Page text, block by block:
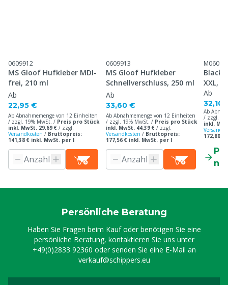
0609912
MS Gloof Hufkleber MDI-
frei, 210 ml
Ab
22,95 €
Ab Abnahmemenge von 12 Einheiten
/ zzgl. 19% MwSt. / Preis pro Stück
inkl. MwSt. 29,69 € / zzgl.
Versandkosten / Bruttopreis:
141,38 € inkl. MwSt. per l
0609913
MS Gloof Hufkleber
Schnellverschluss, 250 ml
Ab
33,60 €
Ab Abnahmemenge von 12 Einheiten
/ zzgl. 19% MwSt. / Preis pro Stück
inkl. MwSt. 44,39 € / zzgl.
Versandkosten / Bruttopreis:
177,56 € inkl. MwSt. per l
Black
XXL,
Ab
32,10
Ab
/ zzgl.
inkl.
172,80
Persönliche Beratung
Haben Sie Fragen beim Kauf oder benötigen Sie eine
persönliche Beratung, kontaktieren Sie uns unter
+49(0)2833 92360 oder senden Sie eine E-Mail an
verkauf@schippers.eu